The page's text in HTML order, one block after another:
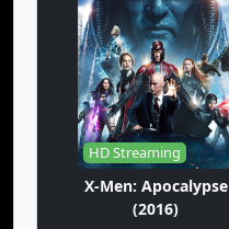
HD Streaming
X-Men: Apocalypse
(2016)